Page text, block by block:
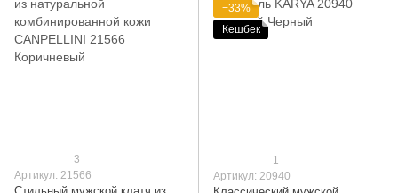
3
Артикул: 21566
−33%
Кешбек
1
Артикул: 20940